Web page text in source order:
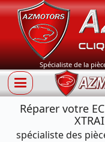
Spécialiste de la
Réparer votre
spécialiste des